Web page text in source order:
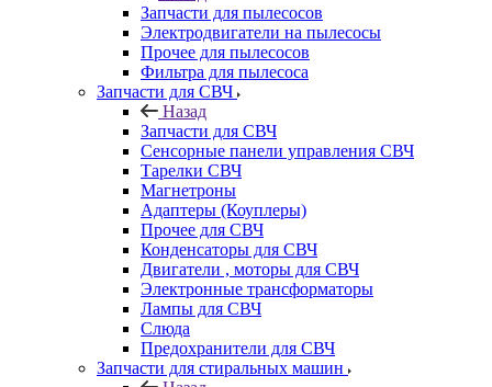
Запчасти для пылесосов
Электродвигатели на пылесосы
Прочее для пылесосов
Фильтра для пылесоса
Запчасти для СВЧ
Назад
Запчасти для СВЧ
Сенсорные панели управления СВЧ
Тарелки СВЧ
Магнетроны
Адаптеры (Коуплеры)
Прочее для СВЧ
Конденсаторы для СВЧ
Двигатели , моторы для СВЧ
Электронные трансформаторы
Лампы для СВЧ
Слюда
Предохранители для СВЧ
Запчасти для стиральных машин